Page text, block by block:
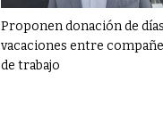
Proponen donación de
vacaciones entre
de trabajo